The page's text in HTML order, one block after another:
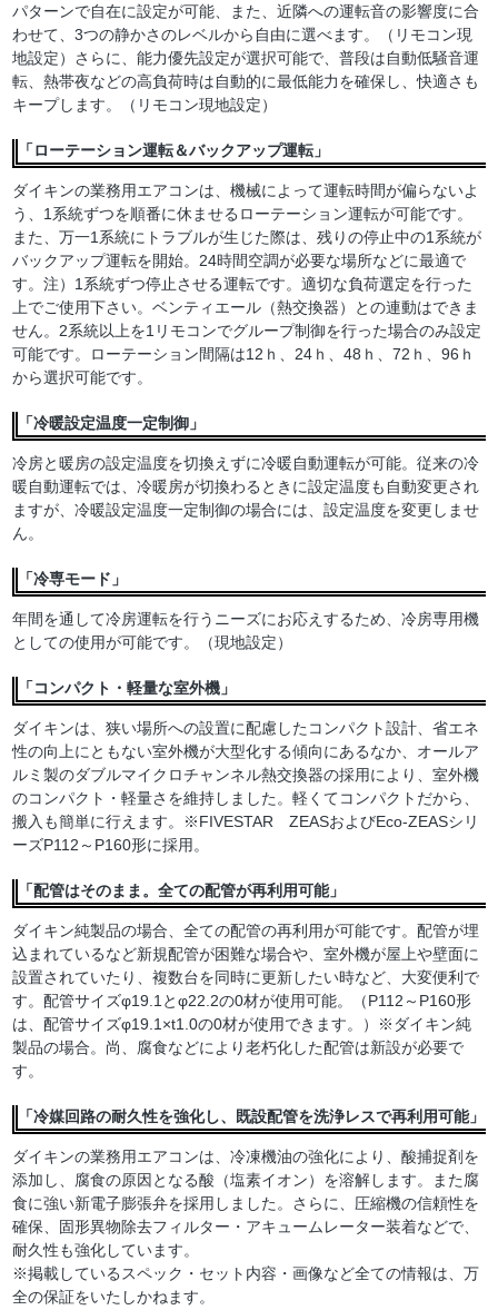
パターンで自在に設定が可能、また、近隣への運転音の影響度に合
わせて、3つの静かさのレベルから自由に選べます。（リモコン現
地設定）さらに、能力優先設定が選択可能で、普段は自動低騒音運
転、熱帯夜などの高負荷時は自動的に最低能力を確保し、快適さも
キープします。（リモコン現地設定）
「ローテーション運転＆バックアップ運転」
ダイキンの業務用エアコンは、機械によって運転時間が偏らないよ
う、1系統ずつを順番に休ませるローテーション運転が可能です。
また、万一1系統にトラブルが生じた際は、残りの停止中の1系統が
バックアップ運転を開始。24時間空調が必要な場所などに最適で
す。注）1系統ずつ停止させる運転です。適切な負荷選定を行った
上でご使用下さい。ベンティエール（熱交換器）との連動はできま
せん。2系統以上を1リモコンでグループ制御を行った場合のみ設定
可能です。ローテーション間隔は12ｈ、24ｈ、48ｈ、72ｈ、96ｈ
から選択可能です。
「冷暖設定温度一定制御」
冷房と暖房の設定温度を切換えずに冷暖自動運転が可能。従来の冷
暖自動運転では、冷暖房が切換わるときに設定温度も自動変更され
ますが、冷暖設定温度一定制御の場合には、設定温度を変更しませ
ん。
「冷専モード」
年間を通して冷房運転を行うニーズにお応えするため、冷房専用機
としての使用が可能です。（現地設定）
「コンパクト・軽量な室外機」
ダイキンは、狭い場所への設置に配慮したコンパクト設計、省エネ
性の向上にともない室外機が大型化する傾向にあるなか、オールア
ルミ製のダブルマイクロチャンネル熱交換器の採用により、室外機
のコンパクト・軽量さを維持しました。軽くてコンパクトだから、
搬入も簡単に行えます。※FIVESTAR ZEASおよびEco-ZEASシリ
ーズP112～P160形に採用。
「配管はそのまま。全ての配管が再利用可能」
ダイキン純製品の場合、全ての配管の再利用が可能です。配管が埋
込まれているなど新規配管が困難な場合や、室外機が屋上や壁面に
設置されていたり、複数台を同時に更新したい時など、大変便利で
す。配管サイズφ19.1とφ22.2の0材が使用可能。（P112～P160形
は、配管サイズφ19.1×t1.0の0材が使用できます。）※ダイキン純
製品の場合。尚、腐食などにより老朽化した配管は新設が必要で
す。
「冷媒回路の耐久性を強化し、既設配管を洗浄レスで再利用可能」
ダイキンの業務用エアコンは、冷凍機油の強化により、酸捕捉剤を
添加し、腐食の原因となる酸（塩素イオン）を溶解します。また腐
食に強い新電子膨張弁を採用しました。さらに、圧縮機の信頼性を
確保、固形異物除去フィルター・アキュームレーター装着などで、
耐久性も強化しています。
※掲載しているスペック・セット内容・画像など全ての情報は、万
全の保証をいたしかねます。